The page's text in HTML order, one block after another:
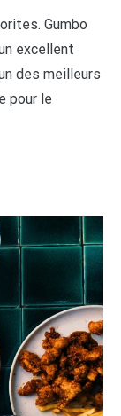
Gumbo
excellent
des meilleurs
pour le